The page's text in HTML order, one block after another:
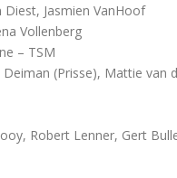
Jasmien VanHoof
Vollenberg
– TSM
(Prisse), Mattie van
Robert Lenner, Gert